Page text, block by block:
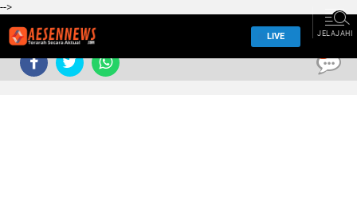
-->
LIVE JELAJAHI